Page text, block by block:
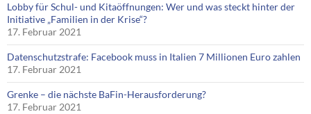
Lobby für Schul- und Kitaöffnungen: Wer und was steckt hinter der
Initiative „Familien in der Krise“?
17. Februar 2021
Datenschutzstrafe: Facebook muss in Italien 7 Millionen Euro zahlen
17. Februar 2021
Grenke – die nächste BaFin-Herausforderung?
17. Februar 2021